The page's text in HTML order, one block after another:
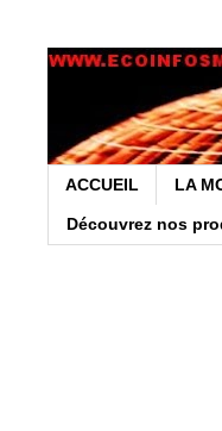
ACCUEIL LA
Découvrez nos